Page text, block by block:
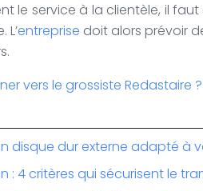
le service à la clientèle, il
L’entreprise doit alors prévoir
vers le grossiste Redastaire ?
disque dur externe adapté à
: 4 critères qui sécurisent le